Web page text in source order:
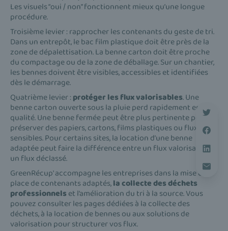
Les visuels “oui / non” fonctionnent mieux qu’une longue
procédure.
Troisième levier : rapprocher les contenants du geste de tri.
Dans un entrepôt, le bac film plastique doit être près de la
zone de dépalettisation. La benne carton doit être proche
du compactage ou de la zone de déballage. Sur un chantier,
les bennes doivent être visibles, accessibles et identifiées
dès le démarrage.
Quatrième levier : protéger les flux valorisables. Une
benne carton ouverte sous la pluie perd rapidement en
qualité. Une benne fermée peut être plus pertinente pour
préserver des papiers, cartons, films plastiques ou flux
sensibles. Pour certains sites, la location d’une benne
adaptée peut faire la différence entre un flux valorisable et
un flux déclassé.
GreenRécup' accompagne les entreprises dans la mise en
place de contenants adaptés,la collecte des déchets
professionnels et l’amélioration du tri à la source. Vous
pouvez consulter les pages dédiées à la collecte des
déchets, à la location de bennes ou aux solutions de
valorisation pour structurer vos flux.